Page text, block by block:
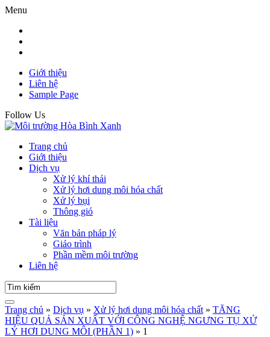
Menu
Giới thiệu
Liên hệ
Sample Page
Follow Us
Trang chủ
Giới thiệu
Dịch vụ
Xử lý khí thải
Xử lý hơi dung môi hóa chất
Xử lý bụi
Thông gió
Tài liệu
Văn bản pháp lý
Giáo trình
Phần mềm môi trường
Liên hệ
Trang chủ » Dịch vụ » Xử lý hơi dung môi hóa chất » TĂNG
HIỆU QUẢ SẢN XUẤT VỚI CÔNG NGHỆ NGƯNG TỤ XỬ
LÝ HƠI DUNG MÔI (PHẦN 1) » 1